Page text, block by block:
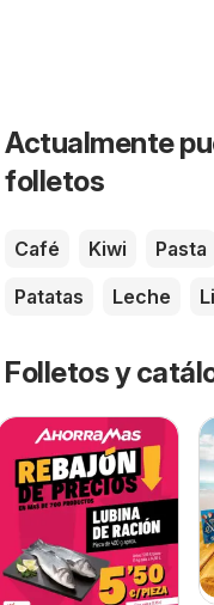
Actualmente
folletos
Café Kiwi Pasta
Patatas
Leche
Folletos y